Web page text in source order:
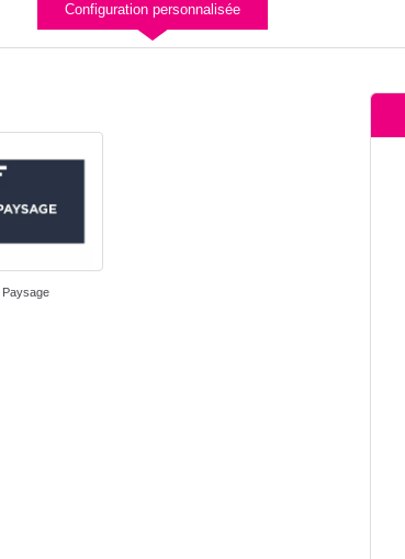
Configuration personnalisée
Paysage